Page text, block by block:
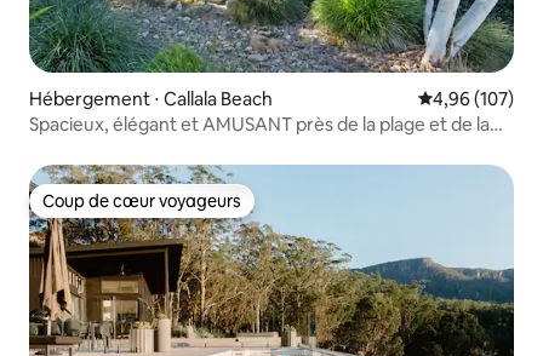
Hébergement ⋅ Callala Beach Évaluation
4,96 (107)
Spacieux, élégant et AMUSANT près de la plage et de la
Coup de cœur voyageurs
Coup de cœur voyageurs